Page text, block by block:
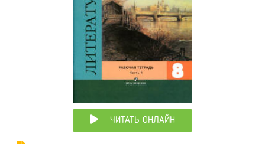
ЧИТАТЬ ОНЛАЙН